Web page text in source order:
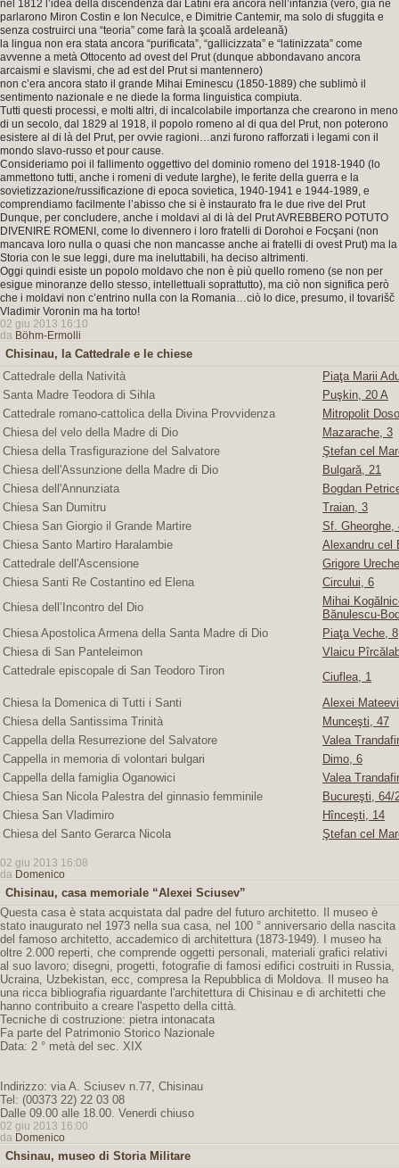
nel 1812 l’idea della discendenza dai Latini era ancora nell’infanzia (vero, già ne
parlarono Miron Costin e Ion Neculce, e Dimitrie Cantemir, ma solo di sfuggita e
senza costruirci una “teoria” come farà la şcoală ardeleană)
la lingua non era stata ancora “purificata”, “gallicizzata” e “latinizzata” come
avvenne a metà Ottocento ad ovest del Prut (dunque abbondavano ancora
arcaismi e slavismi, che ad est del Prut si mantennero)
non c’era ancora stato il grande Mihai Eminescu (1850-1889) che sublimò il
sentimento nazionale e ne diede la forma linguistica compiuta.
Tutti questi processi, e molti altri, di incalcolabile importanza che crearono in meno
di un secolo, dal 1829 al 1918, il popolo romeno al di qua del Prut, non poterono
esistere al di là del Prut, per ovvie ragioni…anzi furono rafforzati i legami con il
mondo slavo-russo et pour cause.
Consideriamo poi il fallimento oggettivo del dominio romeno del 1918-1940 (lo
ammettono tutti, anche i romeni di vedute larghe), le ferite della guerra e la
sovietizzazione/russificazione di epoca sovietica, 1940-1941 e 1944-1989, e
comprendiamo facilmente l’abisso che si è instaurato fra le due rive del Prut
Dunque, per concludere, anche i moldavi al di là del Prut AVREBBERO POTUTO
DIVENIRE ROMENI, come lo divennero i loro fratelli di Dorohoi e Focşani (non
mancava loro nulla o quasi che non mancasse anche ai fratelli di ovest Prut) ma la
Storia con le sue leggi, dure ma ineluttabili, ha deciso altrimenti.
Oggi quindi esiste un popolo moldavo che non è più quello romeno (se non per
esigue minoranze dello stesso, intellettuali soprattutto), ma ciò non significa però
che i moldavi non c’entrino nulla con la Romania…ciò lo dice, presumo, il tovarišč
Vladimir Voronin ma ha torto!
02 giu 2013 16:10
da Böhm-Ermolli
Chisinau, la Cattedrale e le chiese
Cattedrale della Natività
Piaţa Marii
Santa Madre Teodora di Sihla
Puşkin, 20 A
Cattedrale romano-cattolica della Divina Provvidenza
Mitropolit
Chiesa del velo della Madre di Dio
Mazarache, 3
Chiesa della Trasfigurazione del Salvatore
Ştefan cel
Chiesa dell'Assunzione della Madre di Dio
Bulgară, 21
Chiesa dell'Annunziata
Bogdan
Chiesa San Dumitru
Traian, 3
Chiesa San Giorgio il Grande Martire
Sf. Gheorghe,
Chiesa Santo Martiro Haralambie
Alexandru cel
Cattedrale dell'Ascensione
Grigore
Chiesa Santi Re Costantino ed Elena
Circului, 6
Chiesa dell’Incontro del Dio
Mihai
Bănulescu-
Chiesa Apostolica Armena della Santa Madre di Dio
Piaţa Veche, 8
Chiesa di San Panteleimon
Vlaicu
Cattedrale episcopale di San Teodoro Tiron
Ciuflea, 1
Chiesa la Domenica di Tutti i Santi
Alexei
Chiesa della Santissima Trinità
Munceşti, 47
Cappella della Resurrezione del Salvatore
Valea
Cappella in memoria di volontari bulgari
Dimo, 6
Cappella della famiglia Oganowici
Valea
Chiesa San Nicola Palestra del ginnasio femminile
Bucureşti, 64/
Chiesa San Vladimiro
Hînceşti, 14
Chiesa del Santo Gerarca Nicola
Ştefan cel
02 giu 2013 16:08
da Domenico
Chisinau, casa memoriale “Alexei Sciusev”
Questa casa è stata acquistata dal padre del futuro architetto. Il museo è
stato inaugurato nel 1973 nella sua casa, nel 100 ° anniversario della nascita
del famoso architetto, accademico di architettura (1873-1949). I museo ha
oltre 2.000 reperti, che comprende oggetti personali, materiali grafici relativi
al suo lavoro; disegni, progetti, fotografie di famosi edifici costruiti in Russia,
Ucraina, Uzbekistan, ecc, compresa la Repubblica di Moldova. Il museo ha
una ricca bibliografia riguardante l'architettura di Chisinau e di architetti che
hanno contribuito a creare l'aspetto della città.
Tecniche di costruzione: pietra intonacata
Fa parte del Patrimonio Storico Nazionale
Data: 2 ° metà del sec. XIX
Indirizzo: via A. Sciusev n.77, Chisinau
Tel: (00373 22) 22 03 08
Dalle 09.00 alle 18.00. Venerdi chiuso
02 giu 2013 16:00
da Domenico
Chsinau, museo di Storia Militare